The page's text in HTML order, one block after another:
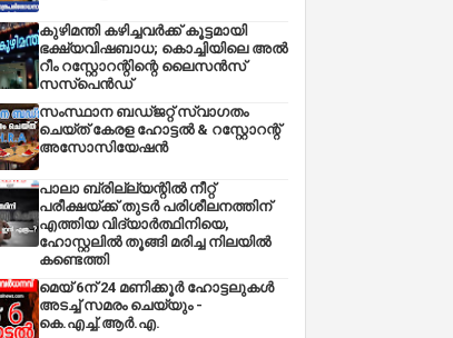
കുഴിമന്തി കഴിച്ചവർക്ക് കൂട്ടമായി
ഭക്ഷ്യവിഷബാധ; കൊച്ചിയിലെ അൽ
റീം റസ്റ്റോറന്റിന്റെ ലൈസൻസ്
സസ്പെൻഡ്
സംസ്ഥാന ബഡ്‌ജറ്റ് സ്വാഗതം
ചെയ്ത് കേരള ഹോട്ടൽ & റസ്റ്റോറന്റ്
അസോസിയേഷൻ
പാലാ ബ്രില്ല്യന്റിൽ നീറ്റ്
പരീക്ഷയ്ക്ക് തുടർ പരിശീലനത്തിന്
എത്തിയ വിദ്യാർത്ഥിനിയെ,
ഹോസ്റ്റലിൽ തൂങ്ങി മരിച്ച നിലയിൽ
കണ്ടെത്തി
മെയ് 6ന് 24 മണിക്കൂർ ഹോട്ടലുകൾ
അടച്ച് സമരം ചെയ്യും -
കെ.എച്ച്.ആർ.എ.